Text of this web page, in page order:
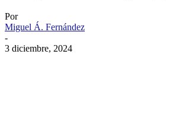
Por
Miguel Á. Fernández
-
3 diciembre, 2024